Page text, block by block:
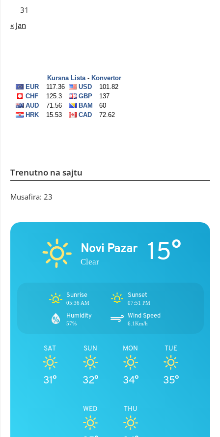
31
« Jan
Trenutno na sajtu
Musafira: 23
Novi Pazar
Clear 15°
Sunrise
05:36 AM
Sunset
07:51 PM
Humidity
57%
Wind Speed
6.1Km/h
SAT
31°
SUN
32°
MON
34°
TUE
35°
WED THU